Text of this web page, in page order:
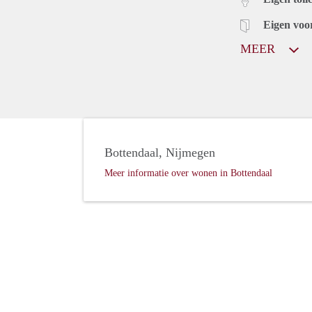
Eigen
MEER
Bottendaal, Nijmegen
Meer informatie over wonen in Bottendaal